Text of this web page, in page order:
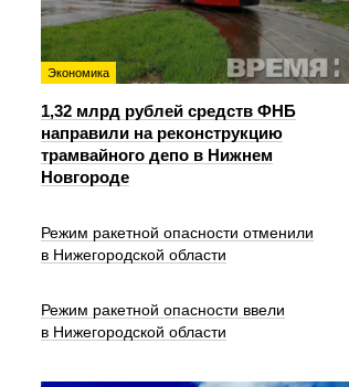
Экономика
1,32 млрд рублей средств ФНБ
направили на реконструкцию
трамвайного депо в Нижнем
Новгороде
Режим ракетной опасности отменили
в Нижегородской области
Режим ракетной опасности ввели
в Нижегородской области